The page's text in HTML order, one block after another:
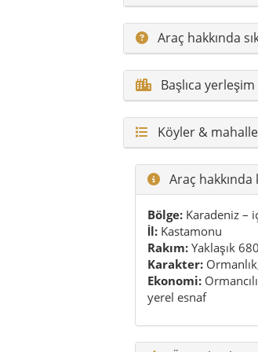
İl:Kastamonu
Rakım:Yaklaşık
Karakter:
Ekonomi:
yerel esnaf
Öne çıkanlar
Araç kalesi ve vadi
Orman içi
Kastamonu
Sakinlik ve yavaş
Pratik öneriler
Kendi aracınla
Bahar ve